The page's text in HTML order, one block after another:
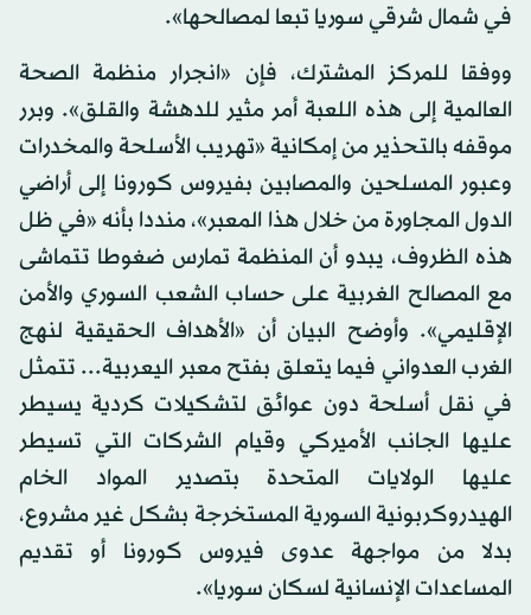
في شمال شرقي سوريا تبعا لمصالحها».
ووفقا للمركز المشترك، فإن «انجرار منظمة الصحة
العالمية إلى هذه اللعبة أمر مثير للدهشة والقلق». وبرر
موقفه بالتحذير من إمكانية «تهريب الأسلحة والمخدرات
وعبور المسلحين والمصابين بفيروس كورونا إلى أراضي
الدول المجاورة من خلال هذا المعبر»، منددا بأنه «في ظل
هذه الظروف، يبدو أن المنظمة تمارس ضغوطا تتماشى
مع المصالح الغربية على حساب الشعب السوري والأمن
الإقليمي». وأوضح البيان أن «الأهداف الحقيقية لنهج
الغرب العدواني فيما يتعلق بفتح معبر اليعربية... تتمثل
في نقل أسلحة دون عوائق لتشكيلات كردية يسيطر
عليها الجانب الأميركي وقيام الشركات التي تسيطر
عليها الولايات المتحدة بتصدير المواد الخام
الهيدروكربونية السورية المستخرجة بشكل غير مشروع،
بدلا من مواجهة عدوى فيروس كورونا أو تقديم
المساعدات الإنسانية لسكان سوريا».